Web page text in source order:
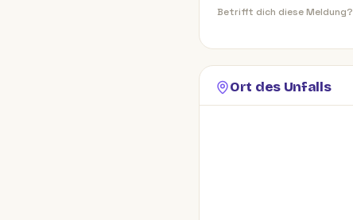
Betrifft dich diese Meldung?
Ort des Unfalls